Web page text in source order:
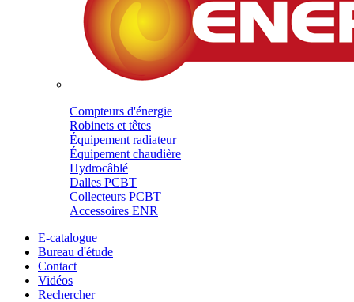
Compteurs d'énergie
Robinets et têtes
Équipement radiateur
Équipement chaudière
Hydrocâblé
Dalles PCBT
Collecteurs PCBT
Accessoires ENR
E-catalogue
Bureau d'étude
Contact
Vidéos
Rechercher